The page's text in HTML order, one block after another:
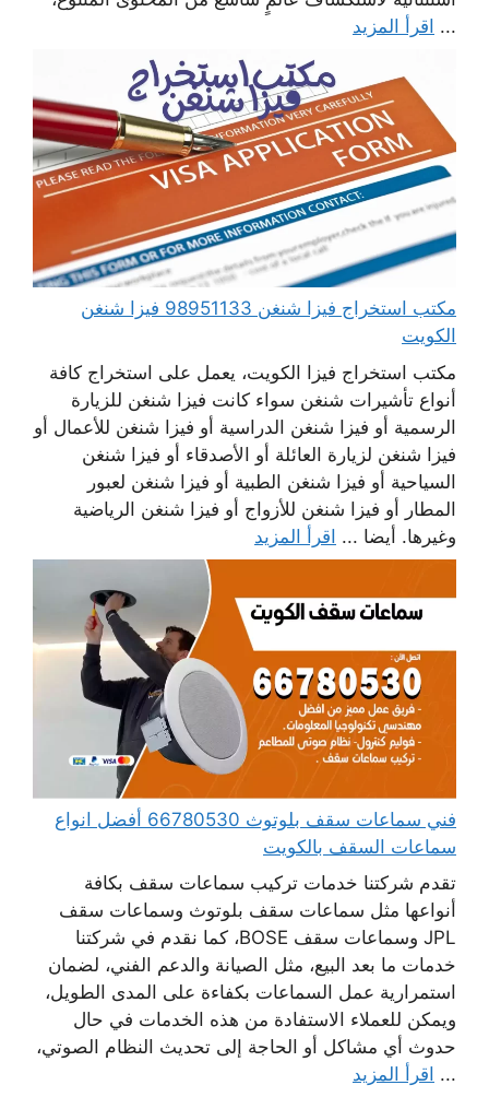
... اقرأ المزيد
مكتب استخراج فيزا شنغن 98951133 فيزا شنغن
الكويت
مكتب استخراج فيزا الكويت، يعمل على استخراج كافة
أنواع تأشيرات شنغن سواء كانت فيزا شنغن للزيارة
الرسمية أو فيزا شنغن الدراسية أو فيزا شنغن للأعمال أو
فيزا شنغن لزيارة العائلة أو الأصدقاء أو فيزا شنغن
السياحية أو فيزا شنغن الطبية أو فيزا شنغن لعبور
المطار أو فيزا شنغن للأزواج أو فيزا شنغن الرياضية
وغيرها. أيضا ... اقرأ المزيد
فني سماعات سقف بلوتوث 66780530 أفضل انواع
سماعات السقف بالكويت
تقدم شركتنا خدمات تركيب سماعات سقف بكافة
أنواعها مثل سماعات سقف بلوتوث وسماعات سقف
JPL وسماعات سقف BOSE، كما نقدم في شركتنا
خدمات ما بعد البيع، مثل الصيانة والدعم الفني، لضمان
استمرارية عمل السماعات بكفاءة على المدى الطويل،
ويمكن للعملاء الاستفادة من هذه الخدمات في حال
حدوث أي مشاكل أو الحاجة إلى تحديث النظام الصوتي،
... اقرأ المزيد